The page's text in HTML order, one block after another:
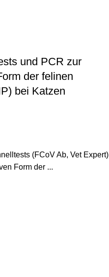
und PCR zur
der felinen
bei Katzen
(FCoV Ab, Vet Expert)
Form der ...